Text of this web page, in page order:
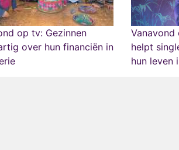
op tv: Gezinnen
over hun financiën in
Vanavond
helpt
hun leven